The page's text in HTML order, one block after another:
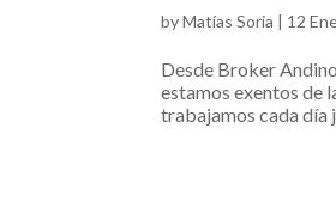
byMatías Soria | 12
Desde Broker
estamos exentos de
trabajamos cada día